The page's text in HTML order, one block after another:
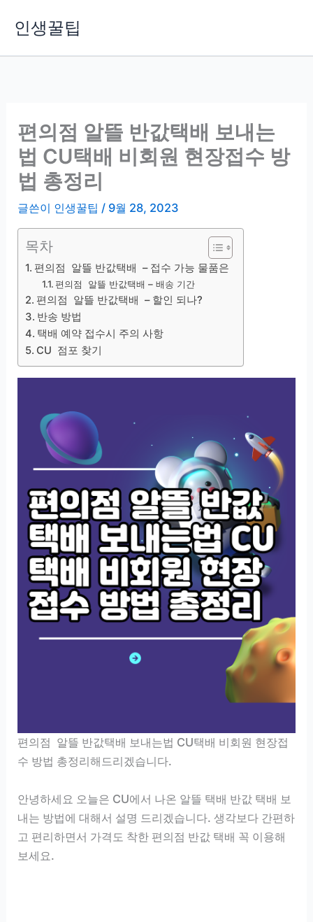
인생꿀팁
편의점 알뜰 반값택배 보내는
법 CU택배 비회원 현장접수 방
법 총정리
글쓴이 인생꿀팁 / 9월 28, 2023
목차
편의점 알뜰 반값택배 – 접수 가능 물품은
편의점 알뜰 반값택배 – 배송 기간
편의점 알뜰 반값택배 – 할인 되나?
반송 방법
택배 예약 접수시 주의 사항
CU 점포 찾기
편의점 알뜰 반값택배 보내는법 CU택배 비회원 현장접
수 방법 총정리해드리겠습니다.
안녕하세요 오늘은 CU에서 나온 알뜰 택배 반값 택배 보
내는 방법에 대해서 설명 드리겠습니다. 생각보다 간편하
고 편리하면서 가격도 착한 편의점 반값 택배 꼭 이용해
보세요.